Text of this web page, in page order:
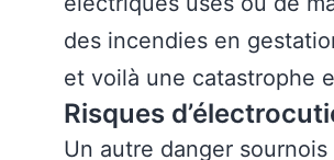
des incendies en
et voilà une catastrophe
Risques
Un autre danger